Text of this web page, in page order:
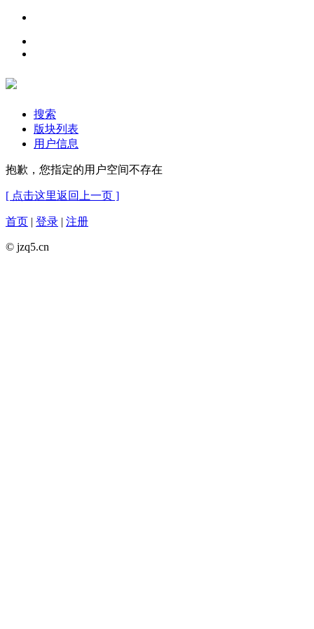
搜索
版块列表
用户信息
抱歉，您指定的用户空间不存在
[ 点击这里返回上一页 ]
首页 | 登录 | 注册
© jzq5.cn